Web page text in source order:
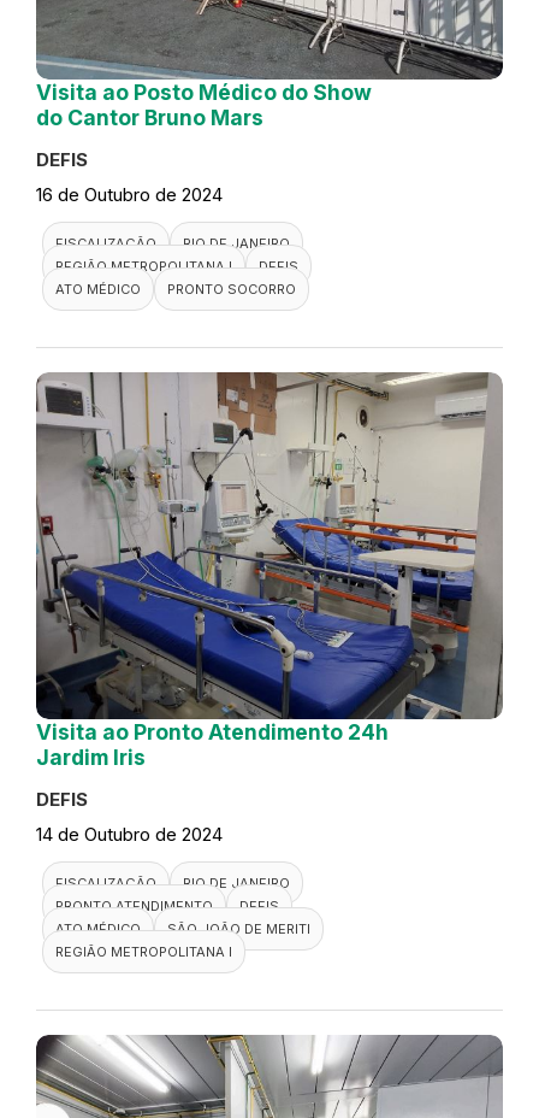
Visita ao Posto Médico do Show
do Cantor Bruno Mars
DEFIS
16 de Outubro de 2024
FISCALIZAÇÃO
RIO DE JANEIRO
REGIÃO METROPOLITANA I
DEFIS
ATO MÉDICO
PRONTO SOCORRO
Visita ao Pronto Atendimento 24h
Jardim Iris
DEFIS
14 de Outubro de 2024
FISCALIZAÇÃO
RIO DE JANEIRO
PRONTO ATENDIMENTO
DEFIS
ATO MÉDICO
SÃO JOÃO DE MERITI
REGIÃO METROPOLITANA I